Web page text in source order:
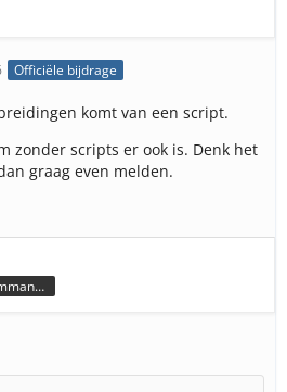
Officiële bijdrage
komt van een script.
zonder scripts er ook is. Denk het
graag even melden.
Adjunct-Hoofdcommandeur